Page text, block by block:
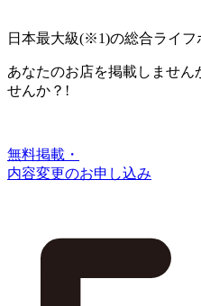
日本最大級(※1)の総合ライフ
あなたのお店を掲載しません
せんか？!
無料掲載・
内容変更のお申し込み